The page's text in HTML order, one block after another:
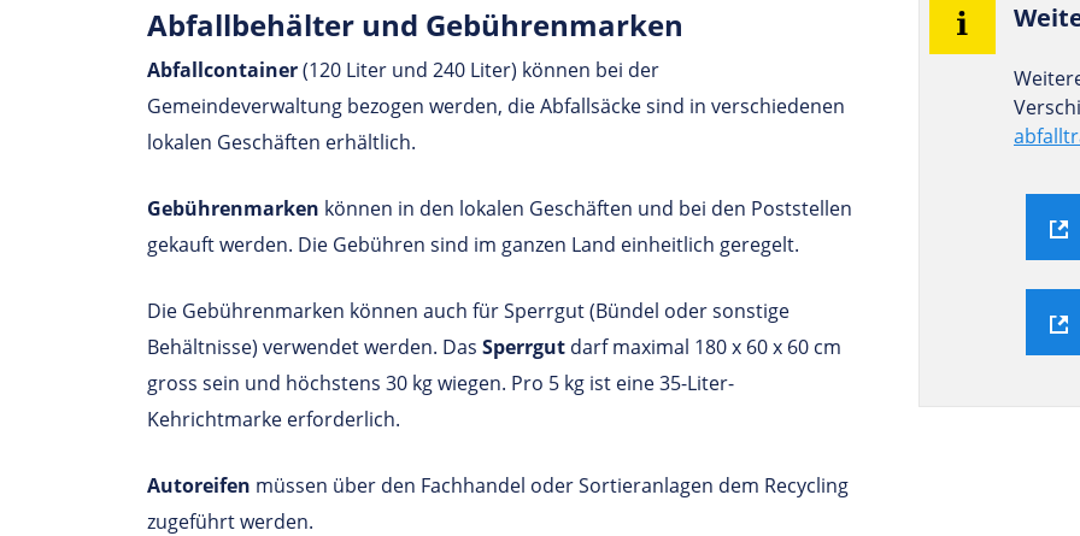
Abfall­be­hälter und Gebührenmarken
Abfallcontainer(120 Liter und 240 Liter) können bei der
Gemeindeverwaltung bezogen werden, die Abfallsäcke sind in verschiedenen
lokalen Geschäften erhältlich.
Gebührenmarken können in den lokalen Geschäften und bei den Poststellen
gekauft werden. Die Gebühren sind im ganzen Land einheitlich geregelt.
Die Gebührenmarken können auch für Sperrgut (Bündel oder sonstige
Behältnisse) verwendet werden. Das Sperrgut darf maximal 180 x 60 x 60 cm
gross sein und höchstens 30 kg wiegen. Pro 5 kg ist eine 35-Liter-
Kehrichtmarke erforderlich.
Autoreifen müssen über den Fachhandel oder Sortieranlagen dem Recycling
zugeführt werden.